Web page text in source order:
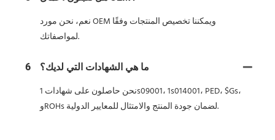
نعم، نحن مورد OEM ويمكننا تخصيص المنتجات وفقًا
لمواصفاتك.
6 ما هي الشهادات التي لديك؟
نحن حاصلون على شهادات 1s09001، 1s014001، PED، $Gs،
وROHs لضمان جودة المنتج والامتثال للمعايير الدولية.